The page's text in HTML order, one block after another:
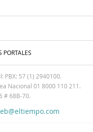
PORTALES
PBX: 57 (1) 2940100.
Nacional 01 8000 110 211.
# 68B-70.